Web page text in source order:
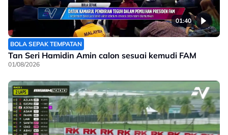
01:40
BOLA SEPAK TEMPATAN
Tan Seri Hamidin Amin calon sesuai kemudi FAM
01/08/2026